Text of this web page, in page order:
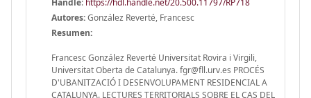
Handle: https://hdl.handle.net/20.500.11797/RP718
Autores:González Reverté, Francesc
Resumen:
Francesc González Reverté Universitat Rovira i Virgili,
Universitat Oberta de Catalunya. fgr@fll.urv.es PROCÉS
D'UBANITZACIÓ I DESENVOLUPAMENT RESIDENCIAL A
CATALUNYA. LECTURES TERRITORIALS SOBRE EL CAS DEL